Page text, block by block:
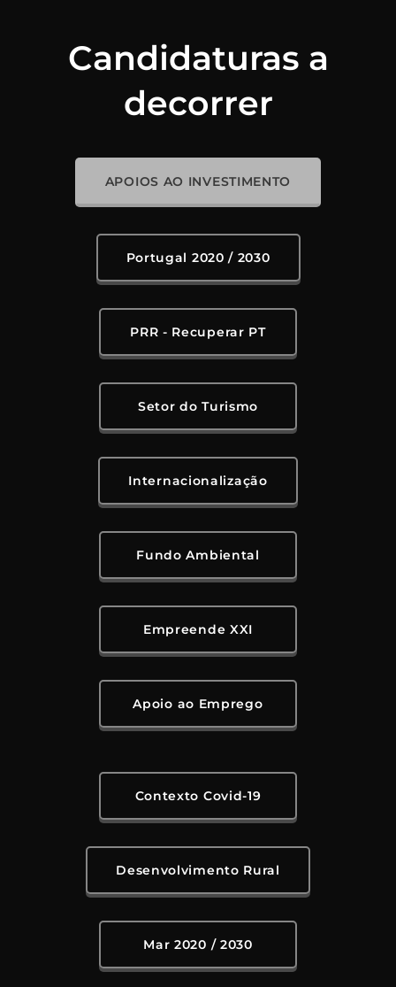
Candidaturas a
decorrer
APOIOS AO INVESTIMENTO
Portugal 2020 / 2030
PRR - Recuperar PT
Setor do Turismo
Internacionalização
Fundo Ambiental
Empreende XXI
Apoio ao Emprego
Contexto Covid-19
Desenvolvimento Rural
Mar 2020 / 2030